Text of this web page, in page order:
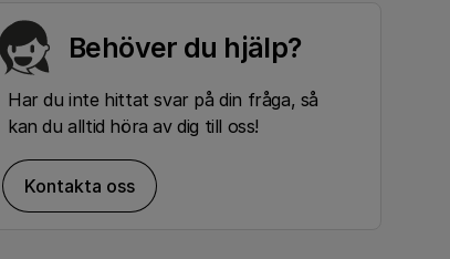
Behöver du hjälp?
Har du inte hittat svar på din fråga, så
kan du alltid höra av dig till oss!
Kontakta oss